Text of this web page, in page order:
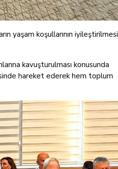
yaşam koşullarının iyileştirilmesi
kavuşturulması konusunda
hareket ederek hem toplum